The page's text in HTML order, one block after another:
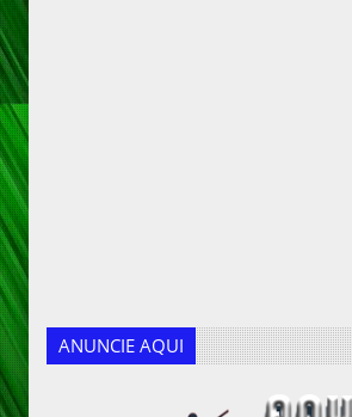
ANUNCIE AQUI